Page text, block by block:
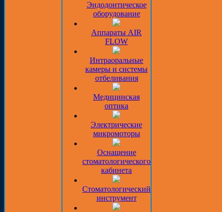
Эндодонтическое
оборудование
Аппараты AIR
FLOW
Интраоральные
камеры и системы
отбеливания
Медицинская
оптика
Электрические
микромоторы
Оснащение
стоматологического
кабинета
Стоматологический
инструмент